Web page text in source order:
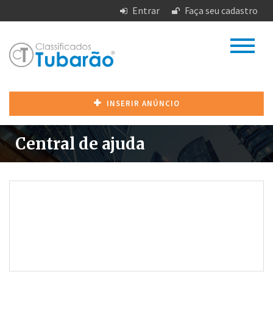
Entrar Faça seu cadastro
INSERIR ANÚNCIO
Central de ajuda